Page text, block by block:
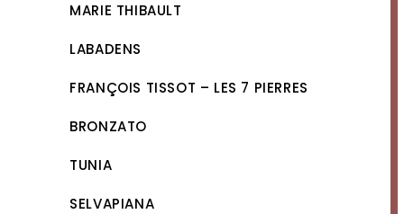
MARIE THIBAULT
LABADENS
FRANÇOIS TISSOT – LES 7 PIERRES
BRONZATO
TUNIA
SELVAPIANA